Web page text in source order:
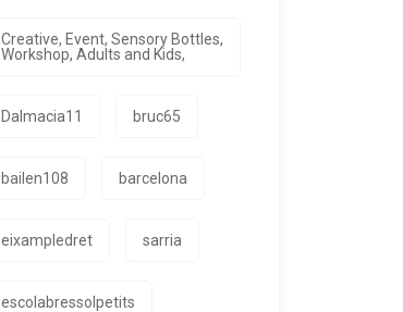
Creative, Event, Sensory Bottles,
Workshop, Adults and Kids,
Dalmacia11 bruc65
bailen108 barcelona
eixampledret sarria
escolabressolpetits